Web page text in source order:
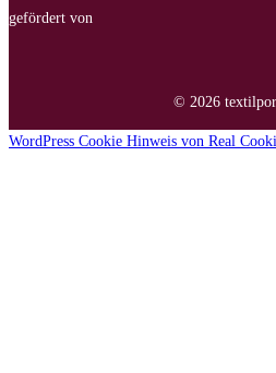
gefördert von
© 2026
WordPress Cookie Hinweis von Real